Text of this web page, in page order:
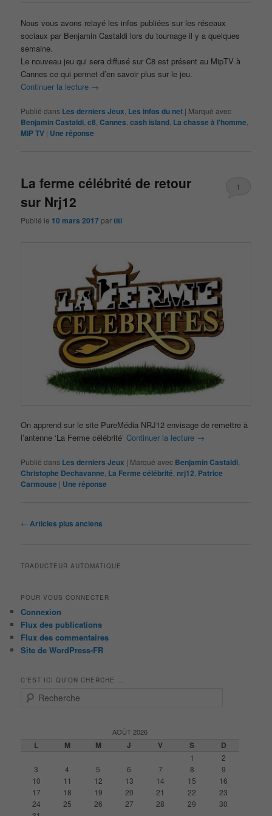
Nous vous avons relayé les infos publiées sur les réseaux
sociaux par Benjamin Castaldi lors du tournage il y a quelques
semaine.
Le nouveau jeu qui sera diffusé sur C8 est présent au MipTV à
Cannes ce qui permet d’en savoir plus sur le jeu.
Continuer la lecture →
Publié dans Les derniers Jeux Les infos du net | Marqué avec
Benjamin Castaldi ,c8 ,Cannes ,cash island La chasse à l'homme
MIP TV | Une réponse
La ferme célébrité de retour
sur Nrj12
Publié le 10 mars 2017 partiti
1
On apprend sur le site PureMédia NRJ12 envisage de remettre à
l’antenne ‘La Ferme célébrité’Continuer la lecture →
Publié dans Les derniers Jeux | Marqué avec Benjamin Castaldi
Christophe Dechavanne La Ferme célébrité nrj12 Patrice
Carmouse | Une réponse
Navigation
← Articles plus anciens
TRADUCTEUR AUTOMATIQUE
POUR VOUS CONNECTER
Connexion
Flux des publications
Flux des commentaires
Site de WordPress-FR
C’EST ICI QU’ON CHERCHE …
AOÛT 2026
L M M J V S D
1
2
3
4 5 6 7 8
9
10
11 12 13 14 15
16
17
18 19 20 21 22
23
24
25 26 27 28 29
30